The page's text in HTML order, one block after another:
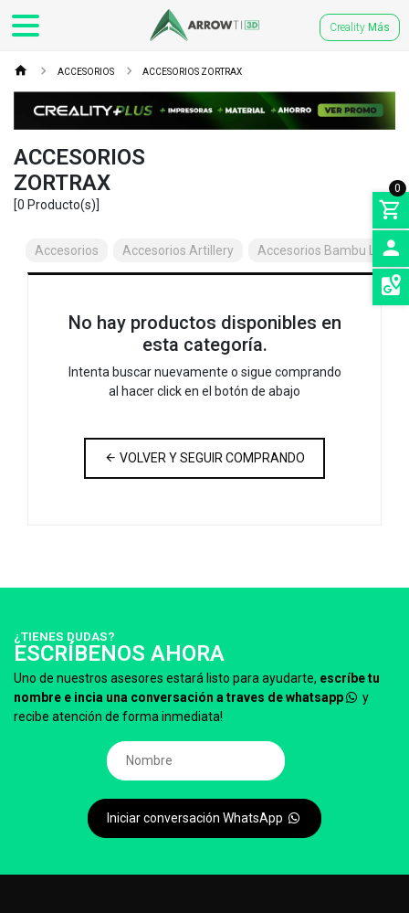
Creality Más
0
ACCESORIOS ACCESORIOS ZORTRAX
ACCESORIOS
ZORTRAX
[0 Producto(s)]
Accesorios Accesorios Artillery Accesorios Bambu Lab
No hay productos disponibles en
esta categoría.
Intenta buscar nuevamente o sigue comprando
al hacer click en el botón de abajo
VOLVER Y SEGUIR COMPRANDO
¿TIENES DUDAS?
ESCRÍBENOS AHORA
Uno de nuestros asesores estará listo para ayudarte, escríbe tu
nombre e incia una conversación a traves de whatsapp
y
recibe atención de forma inmediata!
Iniciar conversación WhatsApp